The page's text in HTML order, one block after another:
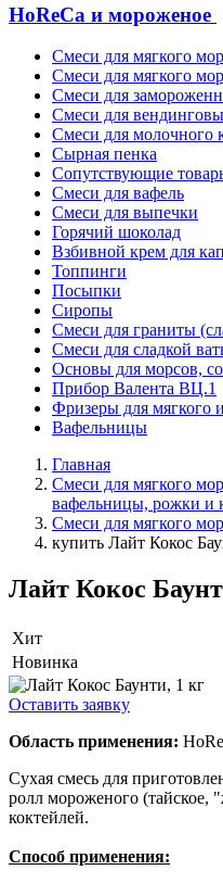
HoReCa и мороженое
Смеси для мягкого
Смеси для мягкого
Смеси для
Смеси для
Смеси для молочного
Сырная пенка
Сопутствующие
Смеси для вафель
Смеси для выпечки
Горячий шоколад
Взбивной крем для
Топпинги
Посыпки
Сиропы
Смеси для граниты
Смеси для сладкой
Основы для морсов,
Прибор Валента ВЦ.1
Фризеры для мягкого
Вафельницы
Главная
Смеси для мягкого
вафельницы, рожки и
Смеси для мягкого
купить Лайт Кокос
Лайт Кокос
Хит
Новинка
Оставить заявку
Область применения:
Сухая смесь для
ролл мороженого
коктейлей.
Способ применения: